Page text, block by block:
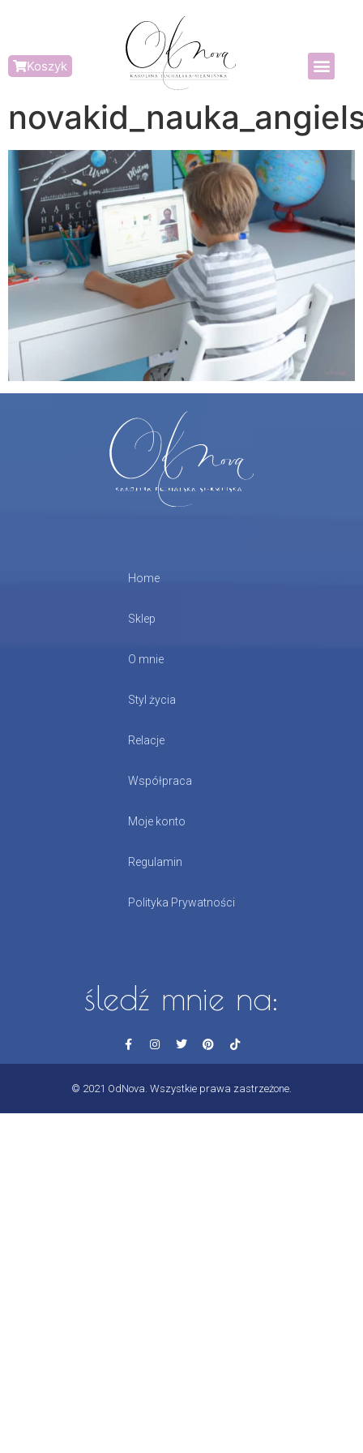
Koszyk
Home
Sklep
O mnie
Styl życia
Relacje
Współpraca
Moje konto
Regulamin
Polityka Prywatności
śledź mnie na:
© 2021 OdNova. Wszystkie prawa zastrzeżone.